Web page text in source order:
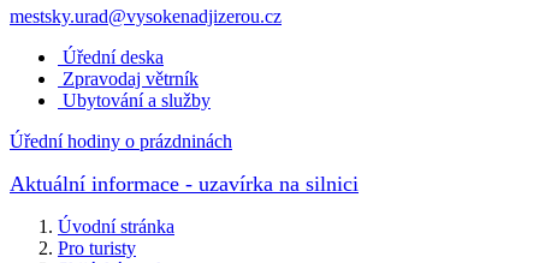
mestsky.urad@vysokenadjizerou.cz
Úřední deska
Zpravodaj větrník
Ubytování a služby
Úřední hodiny o prázdninách
Aktuální informace - uzavírka na silnici
Úvodní stránka
Pro turisty